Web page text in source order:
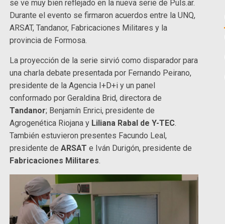
se ve muy bien reflejado en la nueva serie de Puls.ar.
Durante el evento se firmaron acuerdos entre la UNQ,
ARSAT, Tandanor, Fabricaciones Militares y la
provincia de Formosa.
La proyección de la serie sirvió como disparador para
una charla debate presentada por Fernando Peirano,
presidente de la Agencia I+D+i y un panel
conformado por Geraldina Brid, directora de
Tandanor; Benjamín Enrici, presidente de
Agrogenética Riojana y Liliana Rabal de Y-TEC.
También estuvieron presentes Facundo Leal,
presidente deARSAT e Iván Durigón, presidente de
Fabricaciones Militares.